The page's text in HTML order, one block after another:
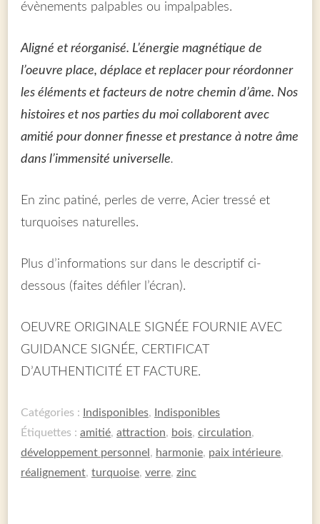
évènements palpables ou impalpables.
Aligné et réorganisé. L’énergie magnétique de
l’oeuvre place, déplace et replacer pour réordonner
les éléments et facteurs de notre chemin d’âme. Nos
histoires et nos parties du moi collaborent avec
amitié pour donner finesse et prestance à notre âme
dans l’immensité universelle.
En zinc patiné, perles de verre, Acier tressé et
turquoises naturelles.
Plus d’informations sur dans le descriptif ci-
dessous (faites défiler l’écran).
OEUVRE ORIGINALE SIGNÉE FOURNIE AVEC
GUIDANCE SIGNÉE, CERTIFICAT
D’AUTHENTICITÉ ET FACTURE.
Catégories : Indisponibles,
Indisponibles
Étiquettes : amitié, attraction, bois, circulation,
développement personnel , harmonie, paix intérieure,
réalignement, turquoise, verre, zinc